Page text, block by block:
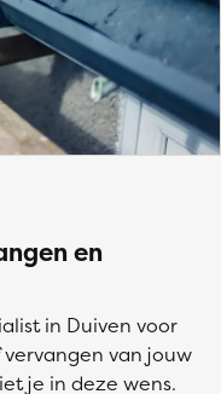
en
in Duiven voor
van jouw
je in deze wens.